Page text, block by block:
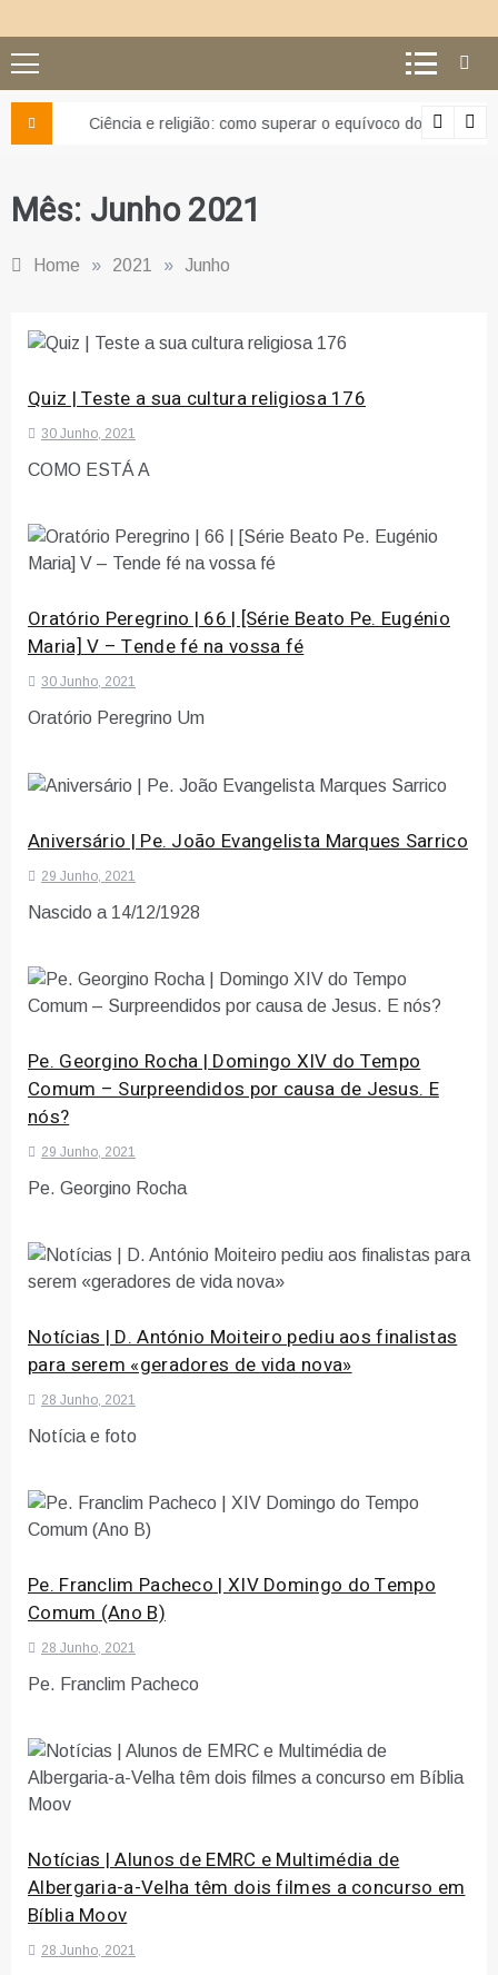
Ciência e religião: como superar o equívoco do conflito
Mês: Junho 2021
Home » 2021 » Junho
Quiz | Teste a sua cultura religiosa 176
30 Junho, 2021
COMO ESTÁ A
Oratório Peregrino | 66 | [Série Beato Pe. Eugénio
Maria] V – Tende fé na vossa fé
30 Junho, 2021
Oratório Peregrino Um
Aniversário | Pe. João Evangelista Marques Sarrico
29 Junho, 2021
Nascido a 14/12/1928
Pe. Georgino Rocha | Domingo XIV do Tempo
Comum – Surpreendidos por causa de Jesus. E
nós?
29 Junho, 2021
Pe. Georgino Rocha
Notícias | D. António Moiteiro pediu aos finalistas
para serem «geradores de vida nova»
28 Junho, 2021
Notícia e foto
Pe. Franclim Pacheco | XIV Domingo do Tempo
Comum (Ano B)
28 Junho, 2021
Pe. Franclim Pacheco
Notícias | Alunos de EMRC e Multimédia de
Albergaria-a-Velha têm dois filmes a concurso em
Bíblia Moov
28 Junho, 2021